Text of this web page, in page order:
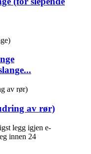
av rør)
legg igjen e-
innen 24